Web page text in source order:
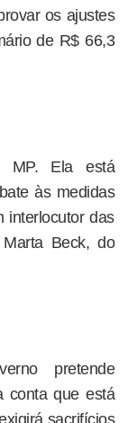
os ajustes
de R$ 66,3
MP. Ela está
às medidas
interlocutor das
Beck, do
pretende
conta que está
sacrifícios